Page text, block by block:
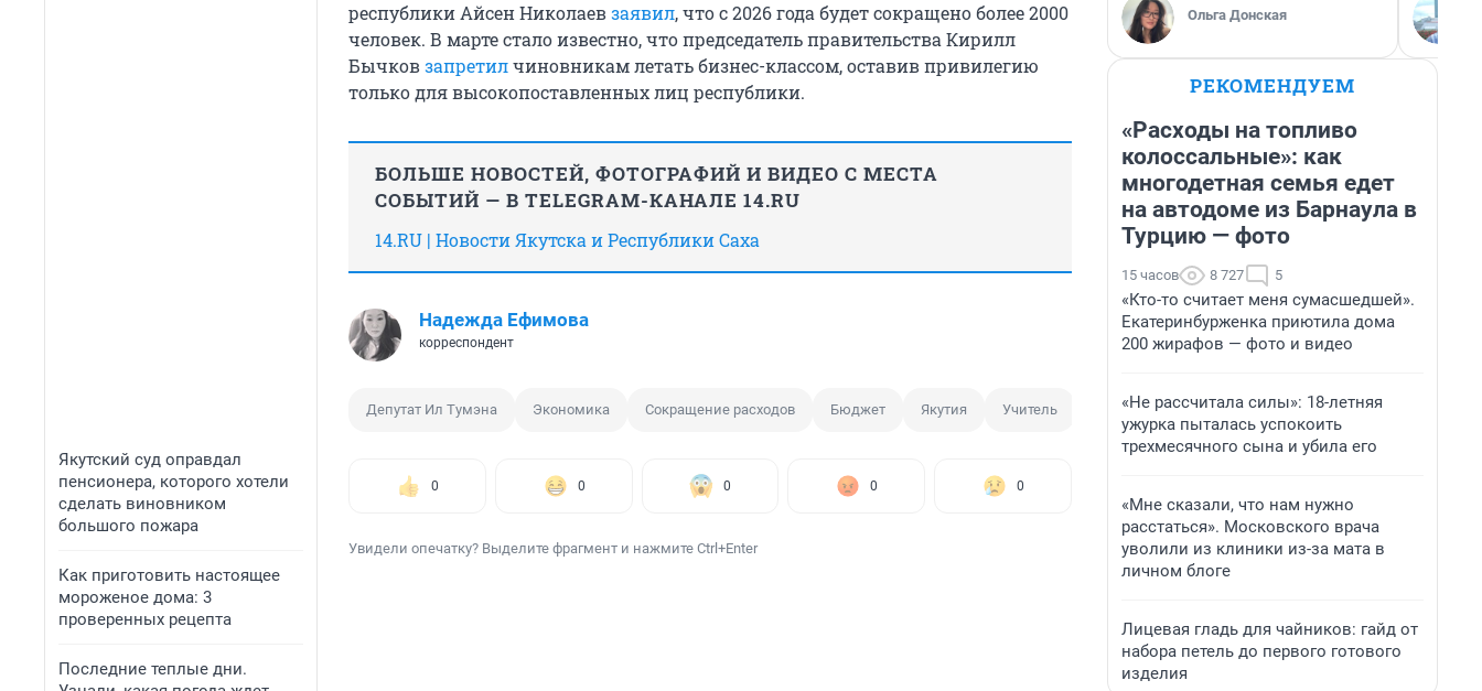
Якутский суд оправдал
пенсионера, которого хотели
сделать виновником
большого пожара
Как приготовить настоящее
мороженое дома: 3
проверенных рецепта
Последние теплые дни.
республики Айсен Николаевзаявил, что с 2026 года будет сокращено более 2000
человек. В марте стало известно, что председатель правительства Кирилл
Бычковзапретилчиновникам летать бизнес-классом, оставив привилегию
только для высокопоставленных лиц республики.
БОЛЬШЕ НОВОСТЕЙ, ФОТОГРАФИЙ И ВИДЕО С МЕСТА
СОБЫТИЙ — В TELEGRAM-КАНАЛЕ 14.RU
14.RU | Новости Якутска и Республики Саха
Надежда Ефимова
корреспондент
Депутат Ил Тумэна Экономика Сокращение расходов Бюджет Якутия Учитель Школа Оптимизация школ
0 0 0 0 0
Увидели опечатку? Выделите фрагмент и нажмите Ctrl+Enter
Ольга Донская
РЕКОМЕНДУЕМ
«Расходы на топливо
колоссальные»: как
многодетная семья едет
на автодоме из Барнаула в
Турцию — фото
15 часов 8 727 5
«Кто-то считает меня сумасшедшей».
Екатеринбурженка приютила дома
200 жирафов — фото и видео
«Не рассчитала силы»: 18-летняя
ужурка пыталась успокоить
трехмесячного сына и убила его
«Мне сказали, что нам нужно
расстаться». Московского врача
уволили из клиники из-за мата в
личном блоге
Лицевая гладь для чайников: гайд от
набора петель до первого готового
изделия